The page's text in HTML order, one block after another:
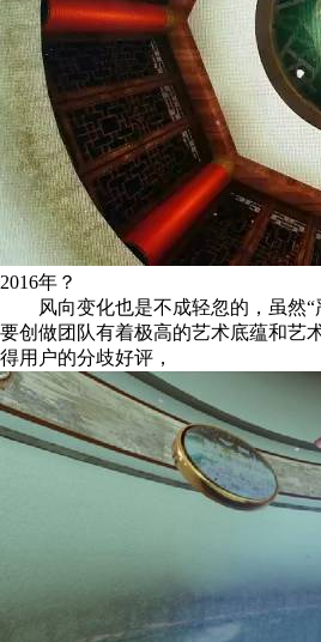
2016年？
风向变化也是不成轻忽的，虽然“
要创做团队有着极高的艺术底蕴和艺
得用户的分歧好评，